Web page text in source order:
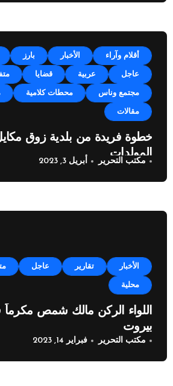
أقلام وآراء الأخبار بارز
عاجل عربية قضايا
مجتمع وناس محطات كلامية
مقالات
خطوة فريدة من بلدية زوق
المولدات
مكتب التحرير أبريل 3, 2023
الأخبار تقارير عاجل
محلية
اللواء الركن مالك شمص مكرماً
بيروت
مكتب التحرير فبراير 14, 2023